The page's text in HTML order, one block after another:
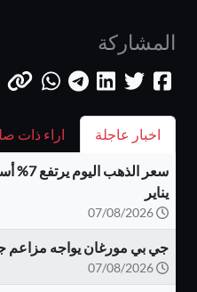
المشاركة
اخبار عاجلة اراء ذات
سعر
يناير
جي بي مورغان يواجه مزاعم